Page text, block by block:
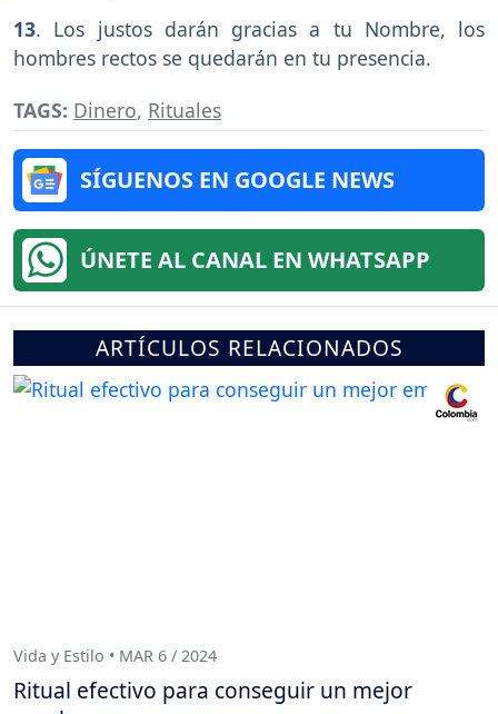
13. Los justos darán gracias a tu Nombre, los
hombres rectos se quedarán en tu presencia.
TAGS: Dinero, Rituales
SÍGUENOS EN GOOGLE NEWS
ÚNETE AL CANAL EN WHATSAPP
ARTÍCULOS RELACIONADOS
Vida y Estilo • MAR 6 / 2024
Ritual efectivo para conseguir un mejor